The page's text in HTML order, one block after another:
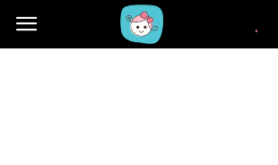
Beblaki.pl